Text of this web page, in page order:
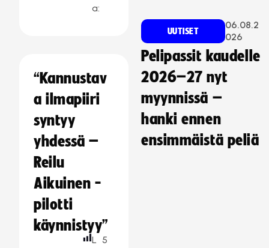
a:
“Kannustav
a ilmapiiri
syntyy
yhdessä –
Reilu
Aikuinen -
pilotti
käynnistyy”
L 5
UUTISET
06.08.2
026
Pelipassit kaudelle
2026–27 nyt
myynnissä –
hanki ennen
ensimmäistä peliä